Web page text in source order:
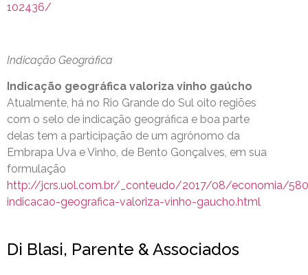
102436/
Indicação Geográfica
Indicação geográfica valoriza vinho gaúcho
Atualmente, há no Rio Grande do Sul oito regiões
com o selo de indicação geográfica e boa parte
delas tem a participação de um agrônomo da
Embrapa Uva e Vinho, de Bento Gonçalves, em sua
formulação
http://jcrs.uol.com.br/_conteudo/2017/08/economia/
indicacao-geografica-valoriza-vinho-gaucho.html
Di Blasi, Parente & Associados